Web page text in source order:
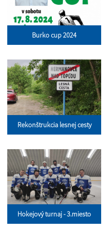
Burko cup 2024
Rekonštrukcia lesnej cesty
Hokejový turnaj - 3.miesto